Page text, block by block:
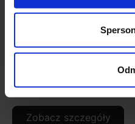
AQFORM PET midi LED
natynkowy 46962/3
tuba 12cm, 20cm
507,99 zł
Zobacz szczegóły